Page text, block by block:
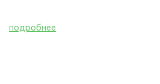
подробнее